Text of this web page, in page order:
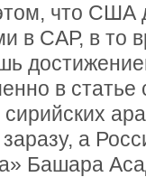
что США
в САР, в то
в статье
а
Башара